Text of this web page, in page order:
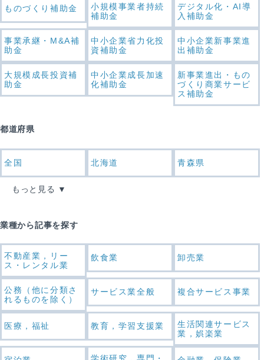
ものづくり補助金
小規模事業者持続
補助金
デジタル化・AI導
入補助金
事業承継・M&A補
助金
中小企業省力化投
資補助金
中小企業新事業進
出補助金
大規模成長投資補
助金
中小企業成長加速
化補助金
新事業進出・もの
づくり商業サービ
ス補助金
都道府県
全国 北海道 青森県
もっと見る
業種から記事を探す
不動産業，リー
ス・レンタル業
飲食業 卸売業
公務（他に分類さ
れるものを除く）
サービス業全般 複合サービス事業
医療，福祉 教育，学習支援業
生活関連サービス
業，娯楽業
学術研究，専門・